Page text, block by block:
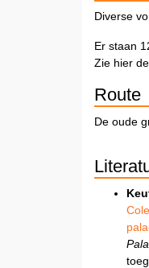
Diverse
Er staan
Zie hier de
Route
De oude